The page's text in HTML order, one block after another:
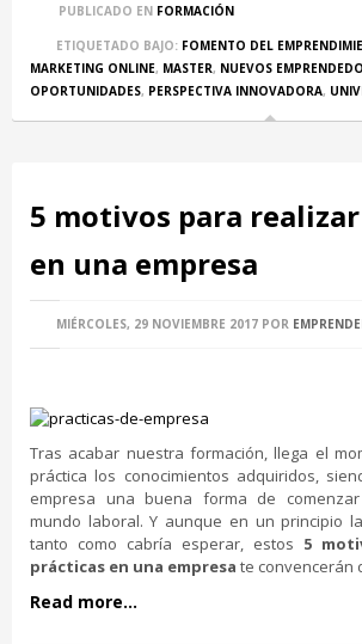
PUBLICADO EN FORMACIÓN
ETIQUETADO BAJO: FOMENTO DEL
MARKETING ONLINE, MASTER, NUEVOS
OPORTUNIDADES, PERSPECTIVA INNOVADORA,
5 motivos para
en una empresa
MIÉRCOLES, 29 NOVIEMBRE 2017 POR
Tras acabar nuestra formación, llega el
práctica los conocimientos adquiridos,
empresa una buena forma de
mundo laboral. Y aunque en un principio
tanto como cabría esperar, estos 5
prácticas en una empresa te convencerán
Read more...